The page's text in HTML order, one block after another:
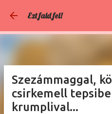
Ezt fald fel!
Szezámmaggal,
csirkemell
krumplival...